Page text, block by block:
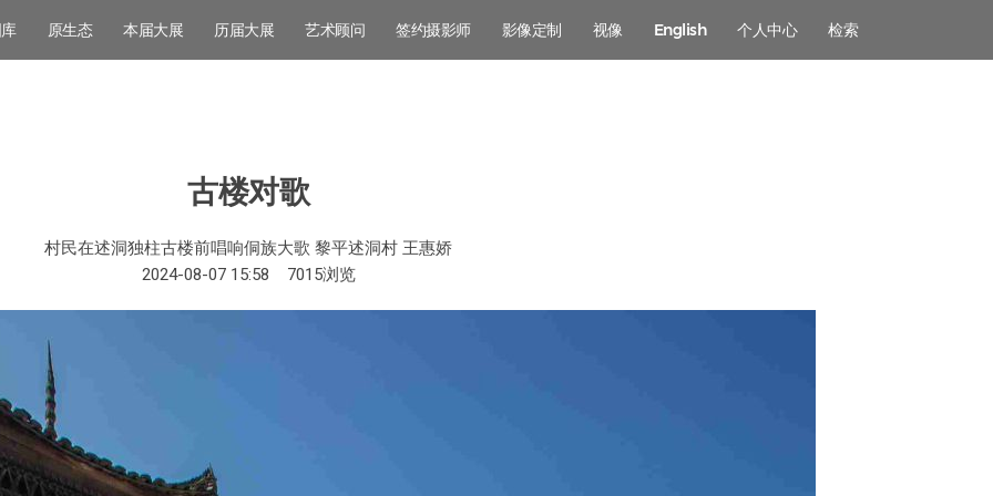
原生态 本届大展 历届大展 艺术顾问 签约摄影师 影像定制 视像 English 个人中心 检索
古楼对歌
村民在述洞独柱古楼前唱响侗族大歌 黎平述洞村 王惠娇
2024-08-07 15:58
7015浏览